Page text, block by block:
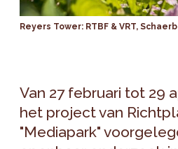
Reyers Tower: RTBF & VRT,
Van 27 februari tot 29
het project van
"Mediapark"